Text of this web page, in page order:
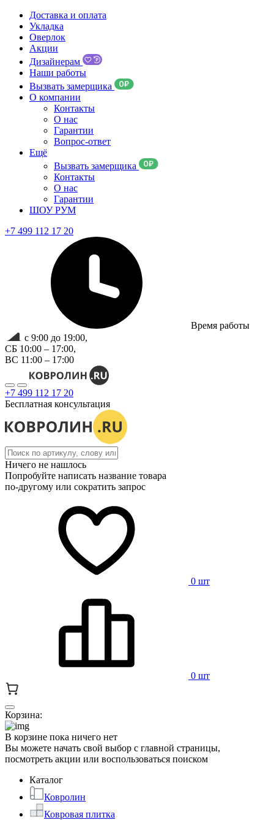
Доставка и оплата
Укладка
Оверлок
Акции
Дизайнерам
Наши работы
Вызвать замерщика
О компании
Контакты
О нас
Гарантии
Вопрос-ответ
Ещё
Вызвать замерщика
Контакты
О нас
Гарантии
ШОУ РУМ
+7 499 112 17 20
Время работы
с 9:00 до 19:00,
СБ 10:00 – 17:00,
ВС 11:00 – 17:00
+7 499 112 17 20
Бесплатная консультация
Ничего не нашлось
Попробуйте написать название товара
по-другому или сократить запрос
0 шт
0 шт
Корзина:
В корзине пока ничего нет
Вы можете начать свой выбор с главной страницы,
посмотреть акции или воспользоваться поиском
Каталог
Ковролин
Ковровая плитка